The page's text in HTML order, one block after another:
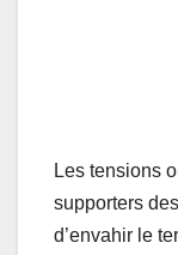
Les tensions
supporters
d’envahir le